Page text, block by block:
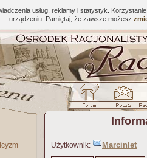
usług, reklamy i statystyk.
urządzeniu. Pamiętaj, że zawsze możesz
Użytkownik:
Marcinlet